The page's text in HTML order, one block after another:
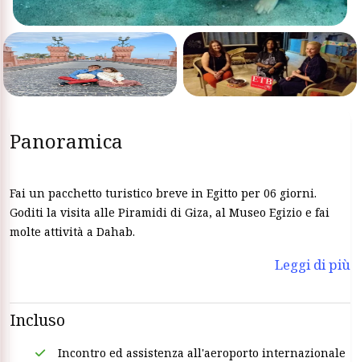
Panoramica
Fai un pacchetto turistico breve in Egitto per 06 giorni.
Goditi la visita alle Piramidi di Giza, al Museo Egizio e fai
molte attività a Dahab.
Leggi di più
Incluso
Incontro ed assistenza all'aeroporto internazionale